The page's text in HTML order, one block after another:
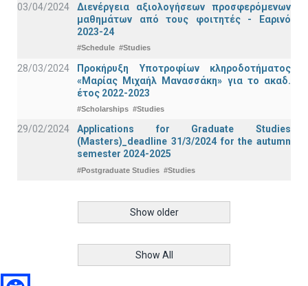
03/04/2024
Διενέργεια αξιολογήσεων προσφερόμενων
μαθημάτων από τους φοιτητές - Εαρινό
2023-24
#Schedule #Studies
28/03/2024
Προκήρυξη Υποτροφίων κληροδοτήματος
«Μαρίας Μιχαήλ Μανασσάκη» για το ακαδ.
έτος 2022-2023
#Scholarships #Studies
29/02/2024
Applications for Graduate Studies
(Masters)_deadline 31/3/2024 for the autumn
semester 2024-2025
#Postgraduate Studies #Studies
Show older
Show All